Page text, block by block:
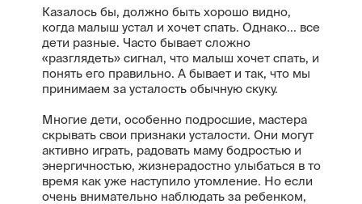
Казалось бы, должно быть хорошо видно,
когда малыш устал и хочет спать. Однако... все
дети разные. Часто бывает сложно
«разглядеть» сигнал, что малыш хочет спать, и
понять его правильно. А бывает и так, что мы
принимаем за усталость обычную скуку.
Многие дети, особенно подросшие, мастера
скрывать свои признаки усталости. Они могут
активно играть, радовать маму бодростью и
энергичностью, жизнерадостно улыбаться в то
время как уже наступило утомление. Но если
очень внимательно наблюдать за ребенком,